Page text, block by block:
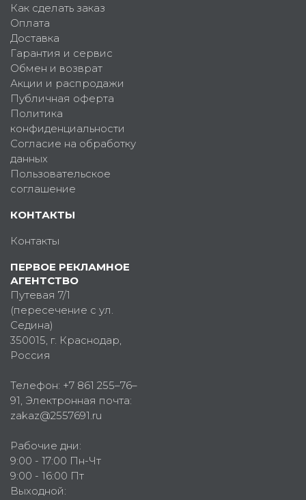
Как сделать заказ
Оплата
Доставка
Гарантия и сервис
Обмен и возврат
Акции и распродажи
Публичная оферта
Политика
конфиденциальности
Согласие на обработку
данных
Пользовательское
соглашение
КОНТАКТЫ
Контакты
ПЕРВОЕ РЕКЛАМНОЕ
АГЕНТСТВО
Путевая 7/1
(пересечение с ул.
Седина)
350015, г. Краснодар,
Россия
Телефон: +7 861 255–76–
91, Электронная почта:
zakaz@2557691.ru
Рабочие дни:
9:00 - 17:00 Пн-Чт
9:00 - 16:00 Пт
Выходной: